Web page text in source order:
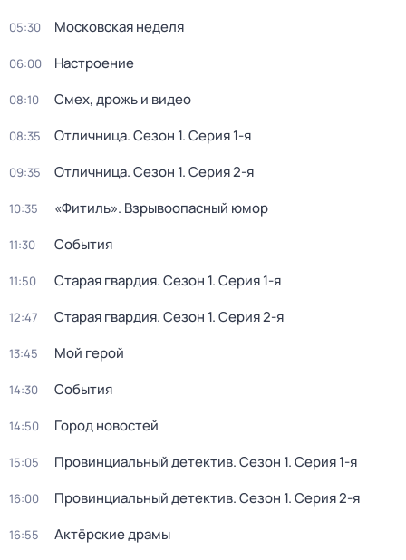
05:30 Московская неделя
06:00 Настроение
08:10 Смех, дрожь и видео
08:35 Отличница. Сезон 1. Серия 1-я
09:35 Отличница. Сезон 1. Серия 2-я
10:35 «Фитиль». Взрывоопасный юмор
11:30 События
11:50 Старая гвардия. Сезон 1. Серия 1-я
12:47 Старая гвардия. Сезон 1. Серия 2-я
13:45 Мой герой
14:30 События
14:50 Город новостей
15:05 Провинциальный детектив. Сезон 1. Серия 1-я
16:00 Провинциальный детектив. Сезон 1. Серия 2-я
16:55 Актёрские драмы